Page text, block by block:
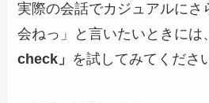
実際の会話でカジュアルにさ
会ねっ」と言いたいときには
check」 を試してみてくださ